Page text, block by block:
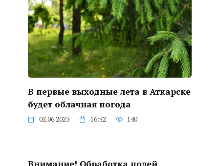
В первые выходные лета в Аткарске
будет облачная погода
02.06.2023 16:42 140
Внимание! Обработка полей